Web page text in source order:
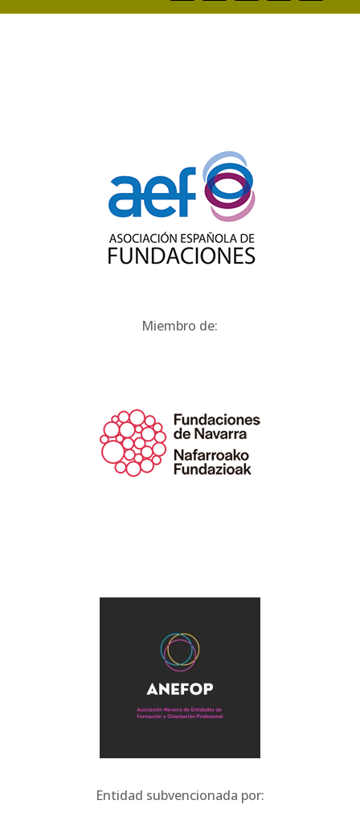
Miembro de:
Entidad subvencionada por: